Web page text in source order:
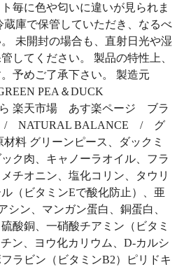
毎に色や匂いに違いが見られま
庫で保管していただき、なるべ
未開封の場合も、直射日光や湿
してください。 製品の特性上、
予めご了承下さい。 製造元
PEA＆DUCK
ら 楽天市場 あす楽ページ ブラ
/ NATURAL BALANCE / グ
料 グリーンピース、ダックミ
ク肉、キャノーラオイル、フラ
チオニン、塩化コリン、タウリ
（ビタミンEで酸化防止）、亜
シン、マンガン蛋白、銅蛋白、
酸銅、一硝酸チアミン（ビタミ
ン、ヨウ化カリウム、D-カルシ
ラビン（ビタミンB2）ピリドキ